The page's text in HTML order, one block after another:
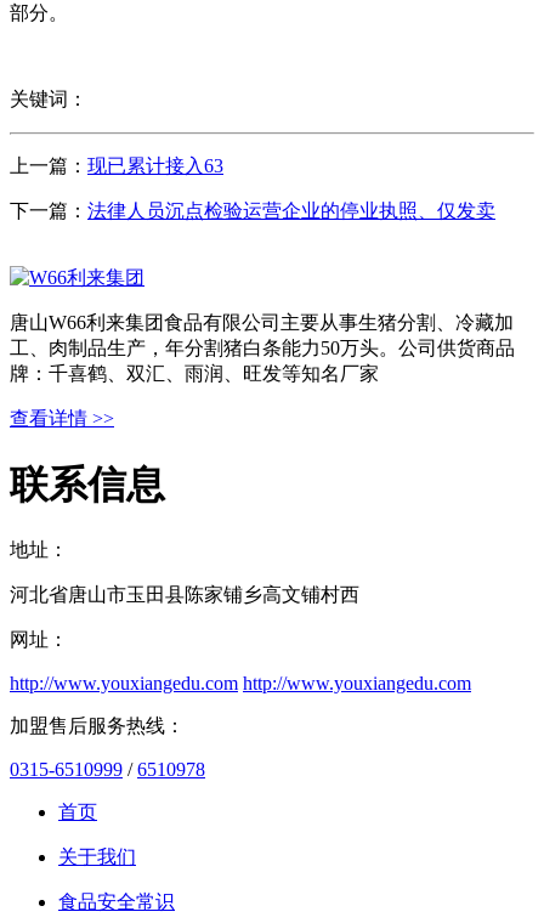
部分。
关键词：
上一篇： 现已累计接入63
下一篇： 法律人员沉点检验运营企业的停业执照、仅发卖
唐山W66利来集团食品有限公司主要从事生猪分割、冷藏加
工、肉制品生产，年分割猪白条能力50万头。公司供货商品
牌：千喜鹤、双汇、雨润、旺发等知名厂家
查看详情 >>
联系信息
地址：
河北省唐山市玉田县陈家铺乡高文铺村西
网址：
http://www.youxiangedu.com http://www.youxiangedu.com
加盟售后服务热线：
0315-6510999 /6510978
首页
关于我们
食品安全常识